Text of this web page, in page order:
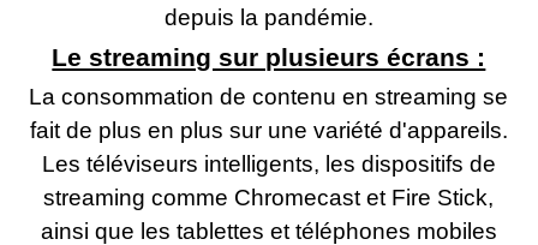
depuis la pandémie.
Le streaming sur plusieurs écrans :
La consommation de contenu en streaming se
fait de plus en plus sur une variété d'appareils.
Les téléviseurs intelligents, les dispositifs de
streaming comme Chromecast et Fire Stick,
ainsi que les tablettes et téléphones mobiles